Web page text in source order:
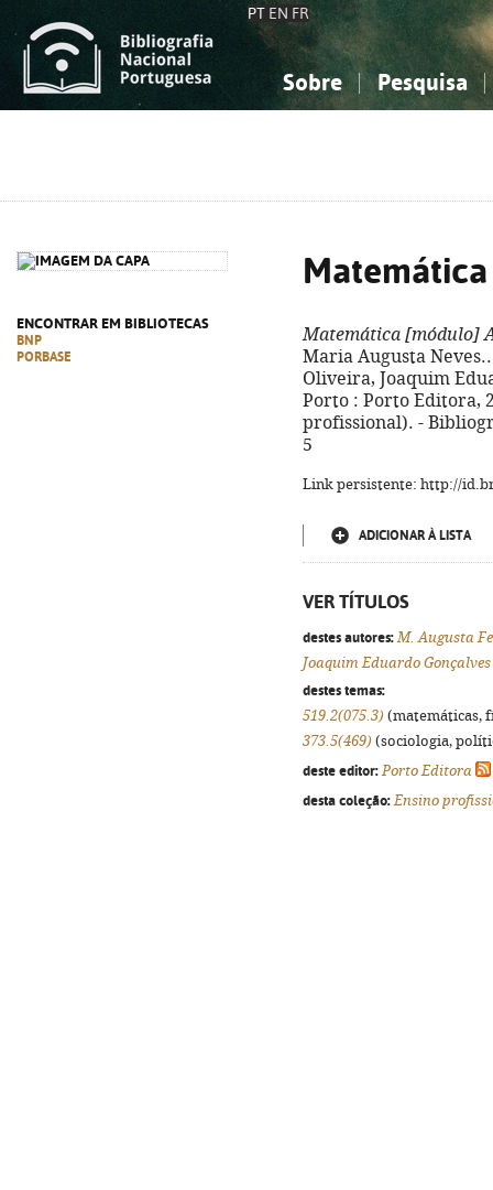
PT EN FR
Sobre Pesquisa
ENCONTRAR EM BIBLIOTECAS
BNP
PORBASE
Matemática [módulo]
Maria Augusta
Oliveira, Joaquim
Porto : Porto Editora,
profissional). -
5
Link persistente: http://
ADICIONAR À LISTA
VER TÍTULOS
destes autores: M. Augusta
Joaquim Eduardo Gonçalves
destes temas:
519.2(075.3) (matemáticas,
373.5(469) (sociologia,
deste editor: Porto Editora
desta coleção: Ensino